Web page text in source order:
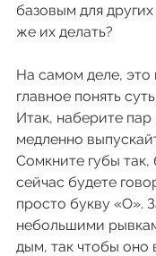
базовым для
же их делать?
На самом деле, это
главное понять суть.
Итак, наберите пар
медленно
Сомкните губы так,
сейчас будете
просто букву «О».
небольшими
дым, так чтобы оно